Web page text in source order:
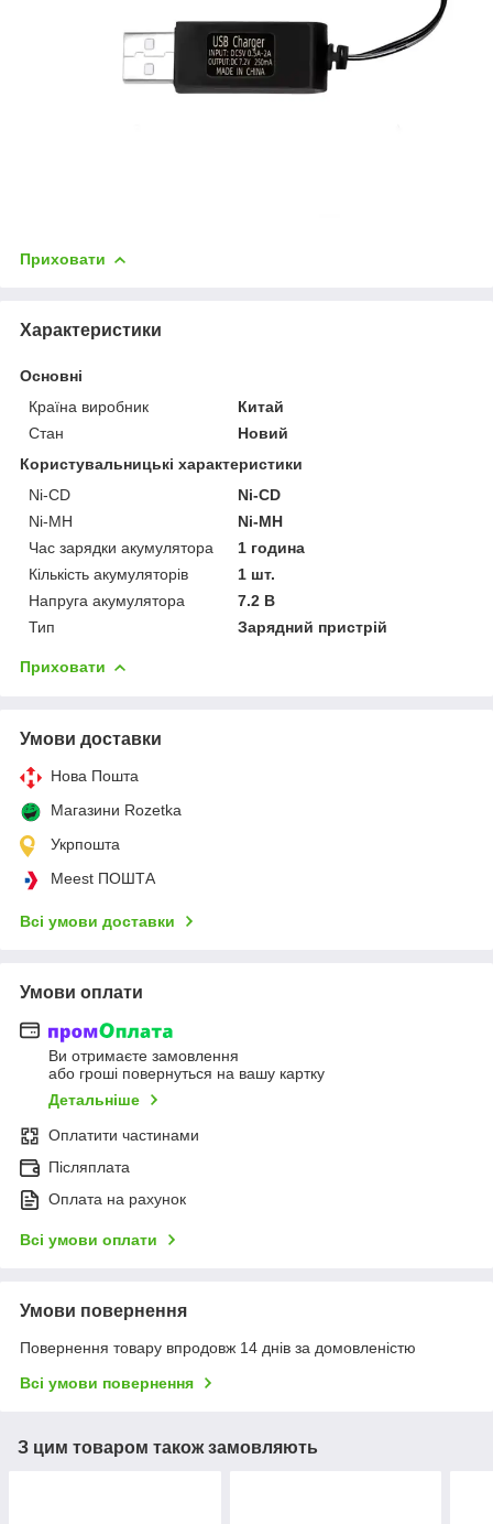
Приховати
Характеристики
Основні
Країна виробник
Китай
Стан
Новий
Користувальницькі характеристики
Ni-CD
Ni-CD
Ni-MH
Ni-MH
Час зарядки акумулятора
1 година
Кількість акумуляторів
1 шт.
Напруга акумулятора
7.2 В
Тип
Зарядний пристрій
Приховати
Умови доставки
Нова Пошта
Магазини Rozetka
Укрпошта
Meest ПОШТА
Всі умови доставки
Умови оплати
Ви отримаєте замовлення
або гроші повернуться на вашу картку
Детальніше
Оплатити частинами
Післяплата
Оплата на рахунок
Всі умови оплати
Умови повернення
Повернення товару впродовж 14 днів за домовленістю
Всі умови повернення
З цим товаром також замовляють